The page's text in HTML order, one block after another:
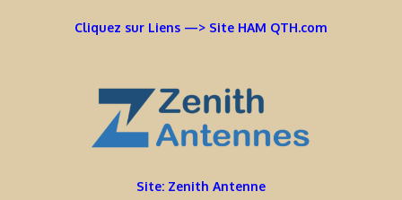
Cliquez sur Liens —> Site HAM QTH.com
Site: Zenith Antenne